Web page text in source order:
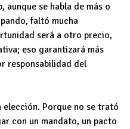
aunque se habla de más o
faltó mucha
será a otro precio,
eso garantizará más
responsabilidad del
Porque no se trató
con un mandato, un pacto